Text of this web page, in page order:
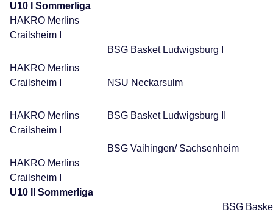
U10 I Sommerliga
HAKRO Merlins
Crailsheim I
HAKRO Merlins
Crailsheim I
HAKRO Merlins
Crailsheim I
HAKRO Merlins
Crailsheim I
BSG Basket Ludwigsburg I
NSU Neckarsulm
BSG Basket Ludwigsburg II
BSG Vaihingen/ Sachsenheim
U10 II Sommerliga
BSG